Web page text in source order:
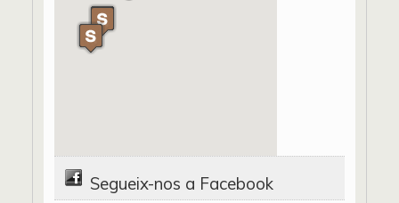
Segueix-nos a Facebook